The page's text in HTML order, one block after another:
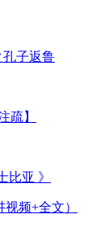
孔子返鲁
疏】
频+全文）